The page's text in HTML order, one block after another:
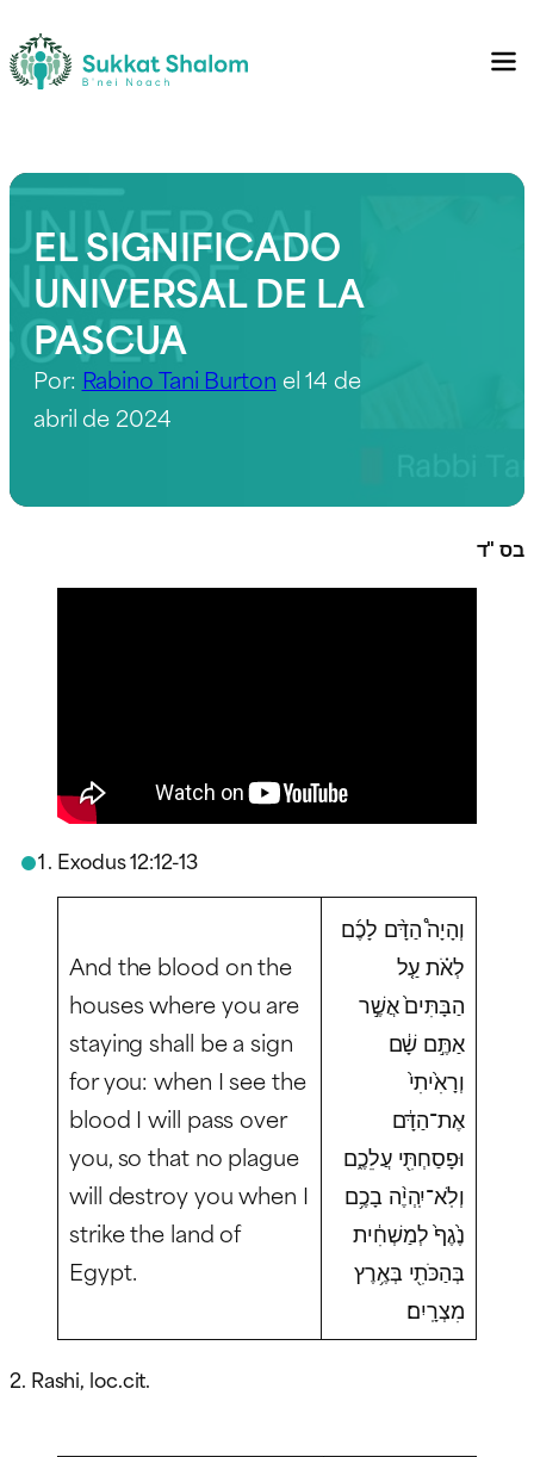
EL SIGNIFICADO
UNIVERSAL DE LA
PASCUA
Por: Rabino Tani Burton el 14 de
abril de 2024
בס "ד
Exodus 12:12-13
And the blood on the
houses where you are
staying shall be a sign
for you: when I see the
blood I will pass over
you, so that no plague
will destroy you when I
strike the land of
Egypt.
וְהָיָה֩ הַדָּ֨ם לָכֶ֜ם
לְאֹ֗ת עַ֤ל
הַבָּתִּים֙ אֲשֶׁ֣ר
אַתֶּ֣ם שָׁ֔ם
וְרָאִ֙יתִי֙
אֶת־הַדָּ֔ם
וּפָסַחְתִּ֖י עֲלֵכֶ֑ם
וְלֹֽא־יִֽהְיֶ֨ה בָכֶ֥ם
נֶ֙גֶף֙ לְמַשְׁחִ֔ית
בְּהַכֹּתִ֖י בְּאֶ֥רֶץ
מִצְרָֽיִם׃
2. Rashi, loc.cit.